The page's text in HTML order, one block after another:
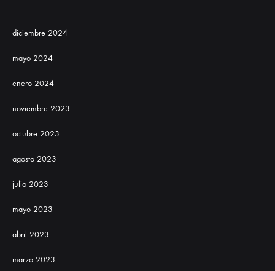
diciembre 2024
mayo 2024
enero 2024
noviembre 2023
octubre 2023
agosto 2023
julio 2023
mayo 2023
abril 2023
marzo 2023